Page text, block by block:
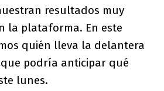
resultados muy
la plataforma. En este
quién lleva la delantera
podría anticipar qué
lunes.